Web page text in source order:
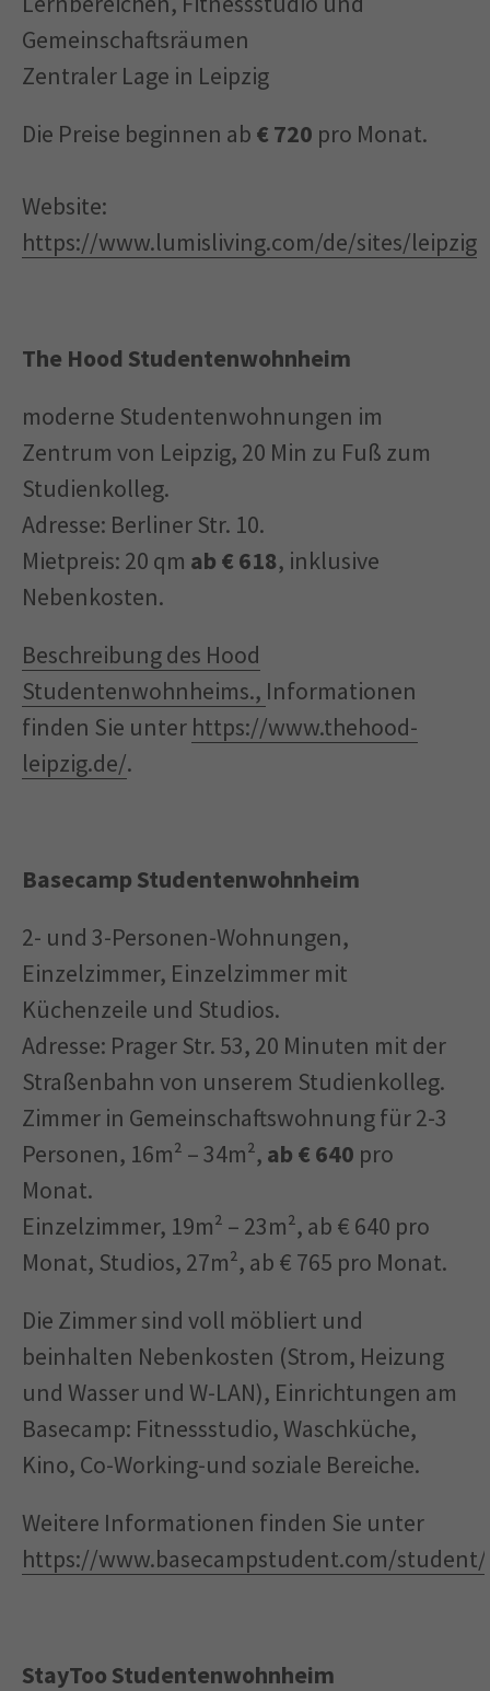
Gemeinschaftsräumen
Zentraler Lage in Leipzig
Die Preise beginnen ab € 720 pro Monat.
Website:
https://www.lumisliving.com/de/sites/leipzig
The Hood Studentenwohnheim
moderne Studentenwohnungen im
Zentrum von Leipzig, 20 Min zu Fuß zum
Studienkolleg.
Adresse: Berliner Str. 10.
Mietpreis: 20 qm ab € 618, inklusive
Nebenkosten.
Beschreibung des Hood
Studentenwohnheims., Informationen
finden Sie unter https://www.thehood-
leipzig.de/.
Basecamp Studentenwohnheim
2- und 3-Personen-Wohnungen,
Einzelzimmer, Einzelzimmer mit
Küchenzeile und Studios.
Adresse: Prager Str. 53, 20 Minuten mit der
Straßenbahn von unserem Studienkolleg.
Zimmer in Gemeinschaftswohnung für 2-3
Personen, 16m² – 34m², ab € 640 pro
Monat.
Einzelzimmer, 19m² – 23m², ab € 640 pro
Monat, Studios, 27m², ab € 765 pro Monat.
Die Zimmer sind voll möbliert und
beinhalten Nebenkosten (Strom, Heizung
und Wasser und W-LAN), Einrichtungen am
Basecamp: Fitnessstudio, Waschküche,
Kino, Co-Working-und soziale Bereiche.
Weitere Informationen finden Sie unter
https://www.basecampstudent.com/
StayToo Studentenwohnheim